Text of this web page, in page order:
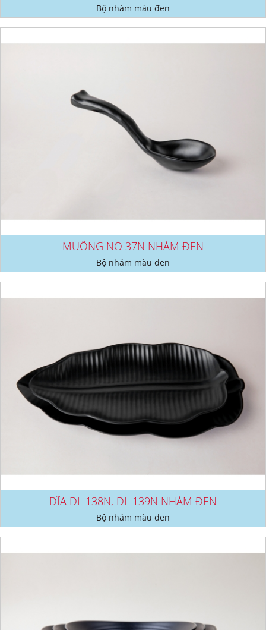
Bộ nhám màu đen
MUỖNG NO 37N NHÁM ĐEN
Bộ nhám màu đen
DĨA DL 138N, DL 139N NHÁM ĐEN
Bộ nhám màu đen